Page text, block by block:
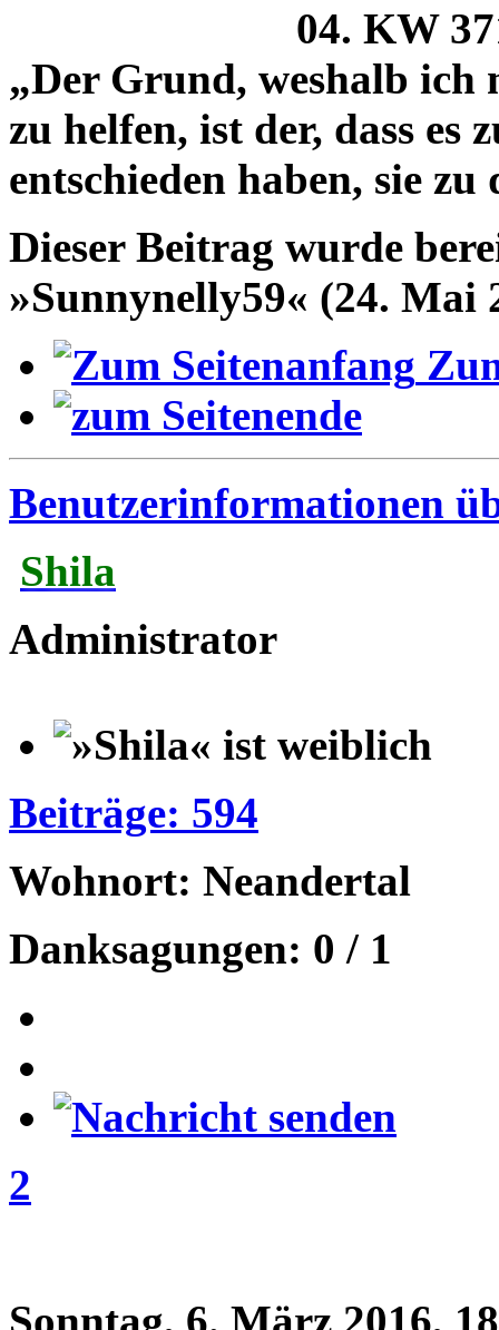
04. KW
„Der Grund, weshalb ich
zu helfen, ist der, dass es
entschieden haben, sie
Dieser Beitrag wurde
»Sunnynelly59« (24. Mai
Benutzerinformationen
Shila
Administrator
Beiträge: 594
Wohnort: Neandertal
Danksagungen: 0 / 1
2